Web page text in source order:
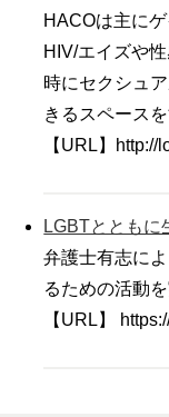
HACOは主に
HIV/エイズや
時にセクシュ
きるスペース
【URL】http://
LGBTとともに
弁護士有志に
るための活動を
【URL】